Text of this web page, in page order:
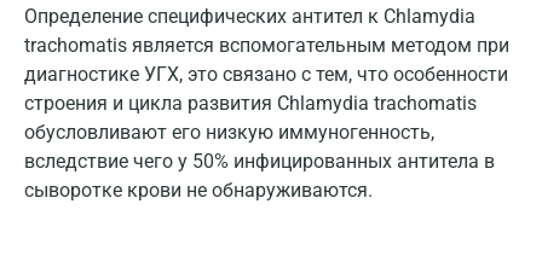
Определение специфических антител к Chlamydia
trachomatis является вспомогательным методом при
диагностике УГХ, это связано с тем, что особенности
строения и цикла развития Chlamydia trachomatis
обусловливают его низкую иммуногенность,
вследствие чего у 50% инфицированных антитела в
сыворотке крови не обнаруживаются.
Одинцово
Омск
Орел
Оренбург